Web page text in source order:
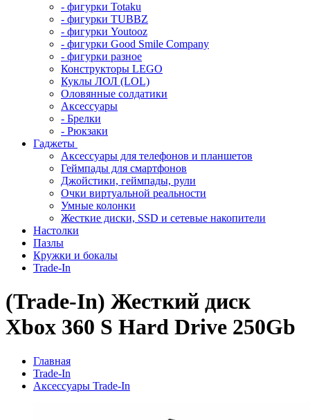
- фигурки Totaku
- фигурки TUBBZ
- фигурки Youtooz
- фигурки Good Smile Company
- фигурки разное
Конструкторы LEGO
Куклы ЛОЛ (LOL)
Оловянные солдатики
Аксессуары
- Брелки
- Рюкзаки
Гаджеты
Аксессуары для телефонов и планшетов
Геймпады для смартфонов
Джойстики, геймпады, рули
Очки виртуальной реальности
Умные колонки
Жесткие диски, SSD и сетевые накопители
Настолки
Пазлы
Кружки и бокалы
Trade-In
(Trade-In) Жесткий диск
Xbox 360 S Hard Drive 250Gb
Главная
Trade-In
Аксессуары Trade-In